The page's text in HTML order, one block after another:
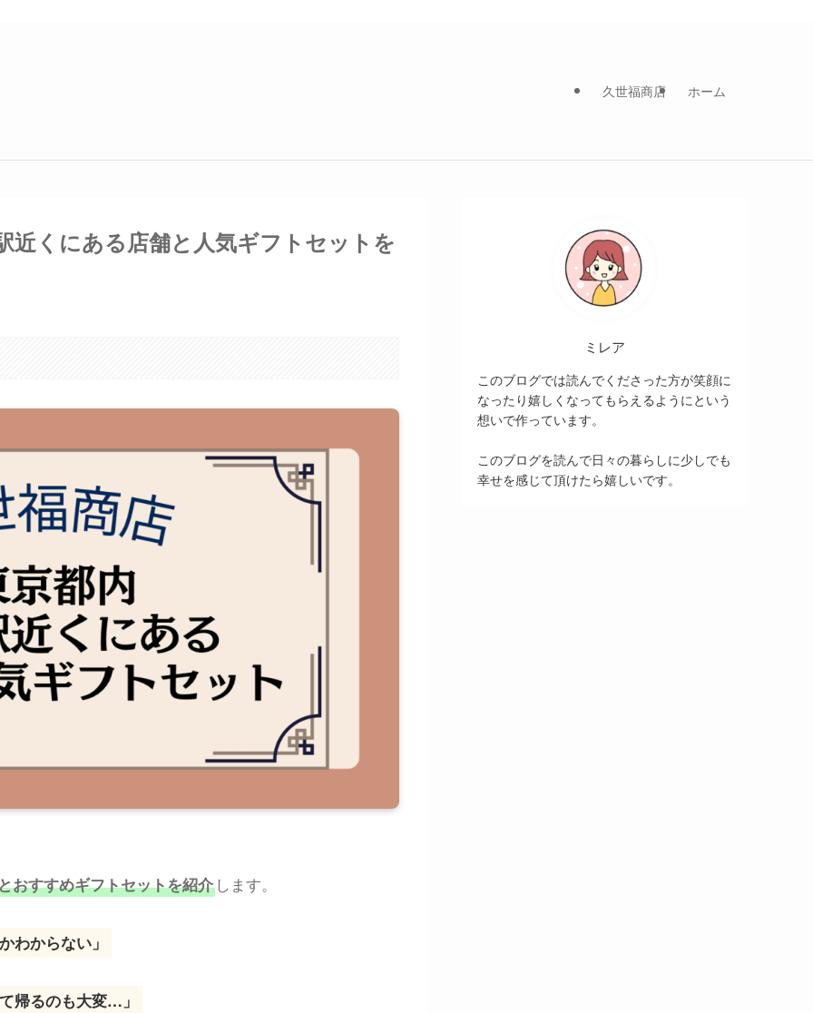
久世福商店 ホーム
近くにある店舗と人気ギフトセットを
おすすめギフトセットを紹介 します。
わからない」
帰るのも大変…」
ミレア
このブログでは読んでくださった方が笑顔に
なったり嬉しくなってもらえるようにという
想いで作っています。
このブログを読んで日々の暮らしに少しでも
幸せを感じて頂けたら嬉しいです。